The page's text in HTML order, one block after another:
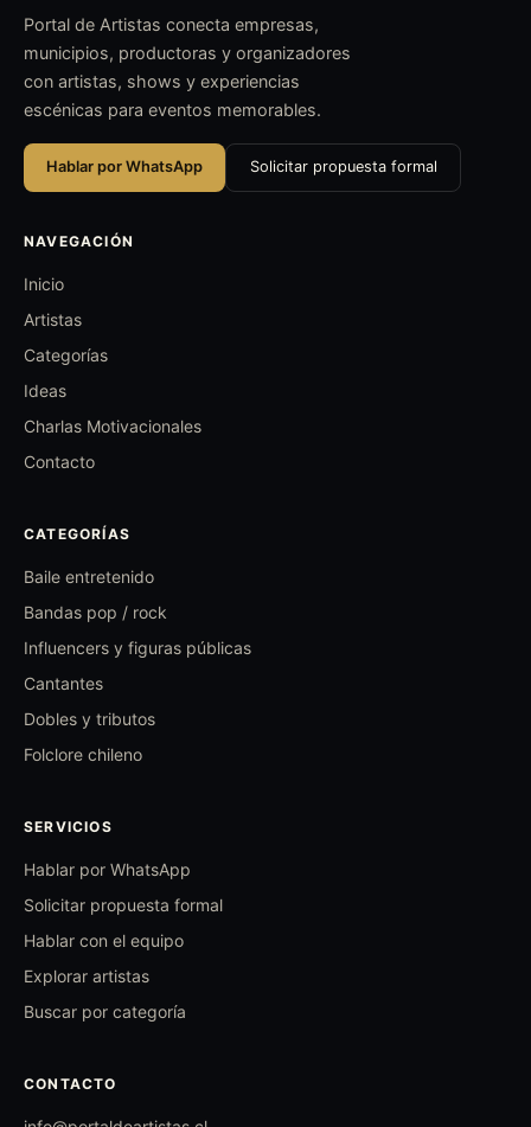
Portal de Artistas conecta empresas,
municipios, productoras y organizadores
con artistas, shows y experiencias
escénicas para eventos memorables.
Hablar por WhatsApp Solicitar propuesta formal
NAVEGACIÓN
Inicio
Artistas
Categorías
Ideas
Charlas Motivacionales
Contacto
CATEGORÍAS
Baile entretenido
Bandas pop / rock
Influencers y figuras públicas
Cantantes
Dobles y tributos
Folclore chileno
SERVICIOS
Hablar por WhatsApp
Solicitar propuesta formal
Hablar con el equipo
Explorar artistas
Buscar por categoría
CONTACTO